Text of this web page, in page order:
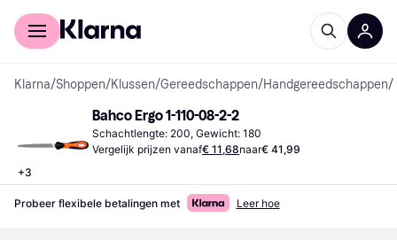
Voor shoppers
Klarna/Shoppen/Klussen/Gereedschappen/Handgereedschappen/
+3
Bahco Ergo 1-110-08-2-2
Schachtlengte: 200, Gewicht: 180
Vergelijk prijzen vanaf€ 11,68naar€ 41,99
Probeer flexibele betalingen met Leer hoe